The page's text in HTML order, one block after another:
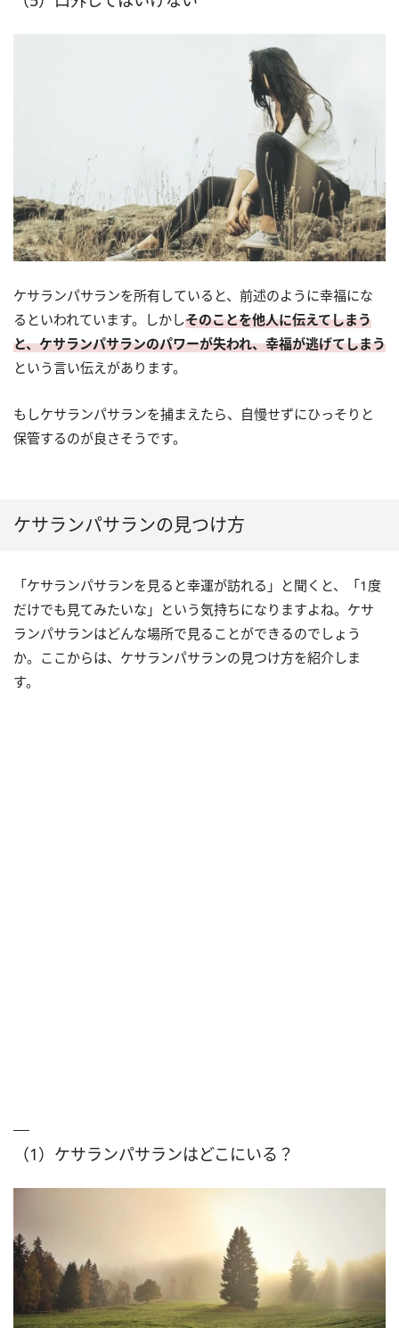
ケサランパサランを所有していると、前述のように幸福にな
るといわれています。しかしそのことを他人に伝えてしまう
と、ケサランパサランのパワーが失われ、幸福が逃げてしまう
という言い伝えがあります。
もしケサランパサランを捕まえたら、自慢せずにひっそりと
保管するのが良さそうです。
ケサランパサランの見つけ方
「ケサランパサランを見ると幸運が訪れる」と聞くと、「1度
だけでも見てみたいな」という気持ちになりますよね。ケサ
ランパサランはどんな場所で見ることができるのでしょう
か。ここからは、ケサランパサランの見つけ方を紹介しま
す。
（1）ケサランパサランはどこにいる？